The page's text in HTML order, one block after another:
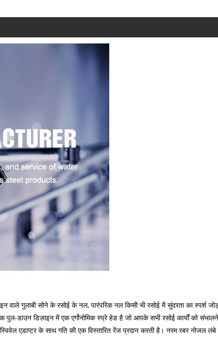
वाले गुलाबी सोने के रसोई के नल, पारंपरिक नल किसी भी रसोई में सुंदरता का स्पर्श
डाउन डिज़ाइन में एक एर्गोनोमिक स्प्रे हेड है जो आपके सभी रसोई कार्यों को
एडाप्टर के साथ गति की एक विस्तारित रेंज प्रदान करती है। नरम रबर नोजल